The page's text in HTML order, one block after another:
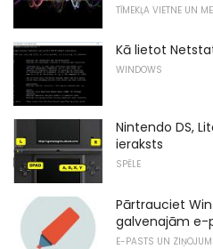
TĪMEKĻA VIETNE UN
Kā lietot
WINDOWS
Nintendo DS,
ieraksts
SPĒLE
Pārtrauciet Win
galvenajām e-
E-PASTS UN ZIŅOJUMI